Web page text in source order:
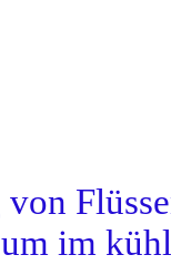
von
im